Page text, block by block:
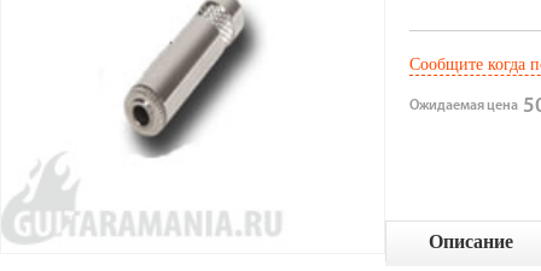
Сообщите когда
Ожидаемая цена
Описание